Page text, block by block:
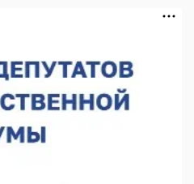
в конкурсе «Большая перемена»